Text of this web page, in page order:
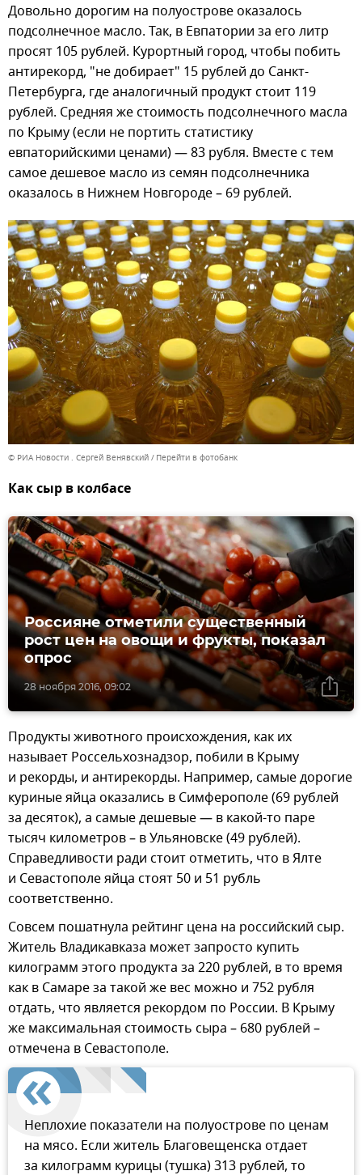
Довольно дорогим на полуострове оказалось
подсолнечное масло. Так, в Евпатории за его литр
просят 105 рублей. Курортный город, чтобы побить
антирекорд, "не добирает" 15 рублей до Санкт-
Петербурга, где аналогичный продукт стоит 119
рублей. Средняя же стоимость подсолнечного масла
по Крыму (если не портить статистику
евпаторийскими ценами) — 83 рубля. Вместе с тем
самое дешевое масло из семян подсолнечника
оказалось в Нижнем Новгороде – 69 рублей.
© РИА Новости . Сергей Венявский Перейти в фотобанк
Как сыр в колбасе
28 ноября 2016, 09:02
Россияне отметили существенный
рост цен на овощи и фрукты, показал
опрос
Продукты животного происхождения, как их
называет Россельхознадзор, побили в Крыму
и рекорды, и антирекорды. Например, самые дорогие
куриные яйца оказались в Симферополе (69 рублей
за десяток), а самые дешевые — в какой-то паре
тысяч километров – в Ульяновске (49 рублей).
Справедливости ради стоит отметить, что в Ялте
и Севастополе яйца стоят 50 и 51 рубль
соответственно.
Совсем пошатнула рейтинг цена на российский сыр.
Житель Владикавказа может запросто купить
килограмм этого продукта за 220 рублей, в то время
как в Самаре за такой же вес можно и 752 рубля
отдать, что является рекордом по России. В Крыму
же максимальная стоимость сыра – 680 рублей –
отмечена в Севастополе.
Неплохие показатели на полуострове по ценам
на мясо. Если житель Благовещенска отдает
за килограмм курицы (тушка) 313 рублей, то